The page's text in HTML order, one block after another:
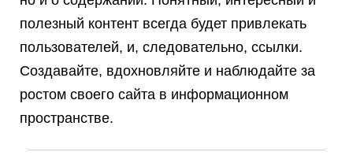
полезный контент всегда будет привлекать
пользователей, и, следовательно, ссылки.
Создавайте, вдохновляйте и наблюдайте за
ростом своего сайта в информационном
пространстве.